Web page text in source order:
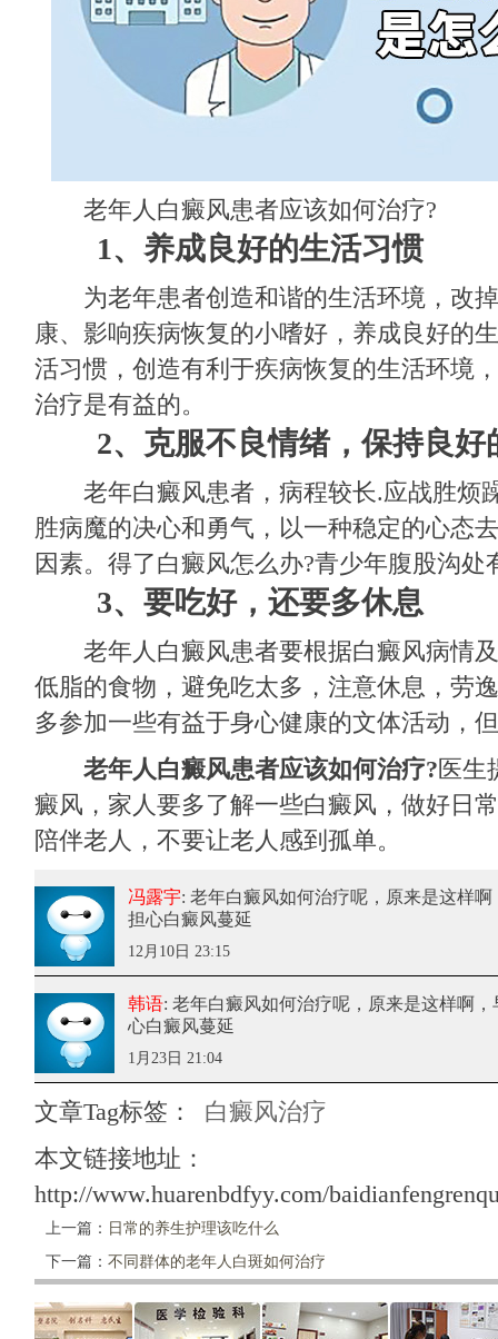
老年人白癜风患者应该如何治疗?
1、养成良好的生活习惯
为老年患者创造和谐的生活环境，改掉
康、影响疾病恢复的小嗜好，养成良好的
活习惯，创造有利于疾病恢复的生活环境
治疗是有益的。
2、克服不良情绪，保持良好
老年白癜风患者，病程较长.应战胜烦
胜病魔的决心和勇气，以一种稳定的心态
因素。得了白癜风怎么办?青少年腹股沟处
3、要吃好，还要多休息
老年人白癜风患者要根据白癜风病情及
低脂的食物，避免吃太多，注意休息，劳
多参加一些有益于身心健康的文体活动，
老年人白癜风患者应该如何治疗?医生
癜风，家人要多了解一些白癜风，做好日
陪伴老人，不要让老人感到孤单。
冯露宇: 老年白癜风如何治疗呢，原来是这样
担心白癜风蔓延
12月10日 23:15
韩语: 老年白癜风如何治疗呢，原来是这样啊
心白癜风蔓延
1月23日 21:04
文章Tag标签：
白癜风治疗
本文链接地址：
http://www.huarenbdfyy.com/
上一篇： 日常的养生护理该吃什么
下一篇： 不同群体的老年人白斑如何治疗